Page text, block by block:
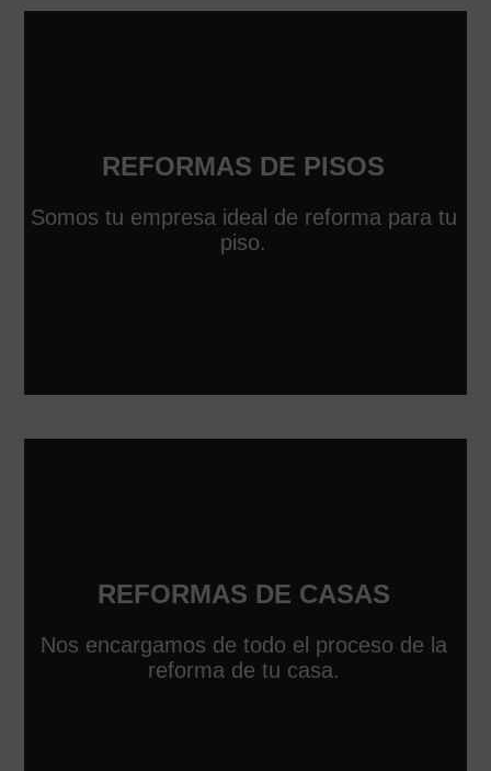
REFORMAS DE PISOS
Somos tu empresa ideal de reforma para tu
piso.
REFORMAS DE CASAS
Nos encargamos de todo el proceso de la
reforma de tu casa.